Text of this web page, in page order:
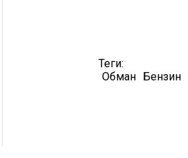
Теги:
Обман
Бензин